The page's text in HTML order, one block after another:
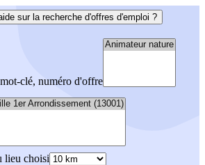
sur la recherche d'offres d'emploi ?
clé, numéro d'offre
lieu choisi